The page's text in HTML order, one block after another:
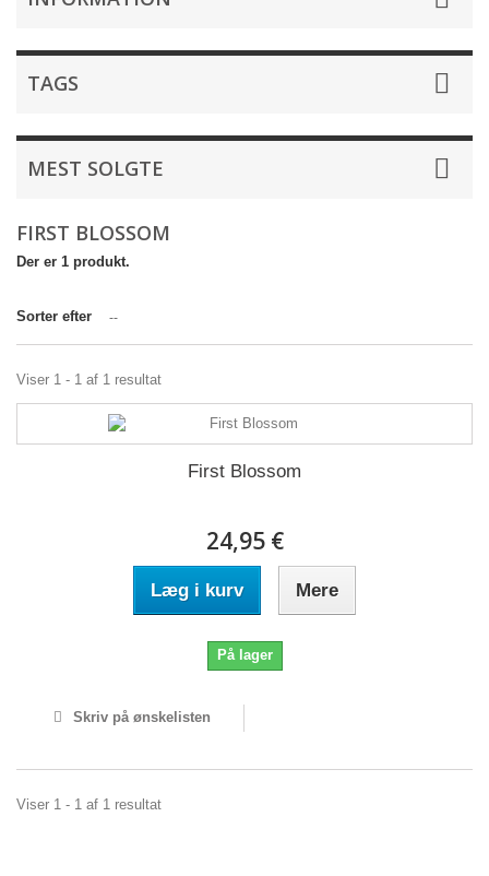
TAGS
MEST SOLGTE
FIRST BLOSSOM
Der er 1 produkt.
Sorter efter --
Viser 1 - 1 af 1 resultat
First Blossom
24,95 €
Læg i kurv Mere
På lager
Skriv på ønskelisten
Viser 1 - 1 af 1 resultat